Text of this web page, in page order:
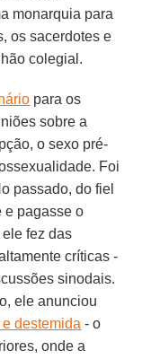
monarquia para
os sacerdotes e
colegial.
para os
sobre a
o sexo pré-
Foi
passado, do fiel
e pagasse o
fez das
críticas -
sinodais.
ele anunciou
destemida - o
onde a